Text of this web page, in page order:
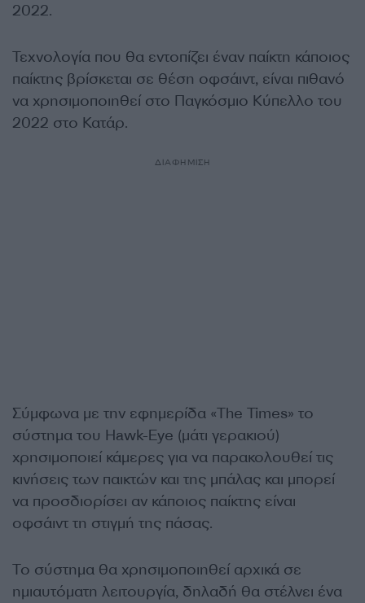
2022.
Τεχνολογία που θα εντοπίζει έναν παίκτη κάποιος
παίκτης βρίσκεται σε θέση οφσάιντ, είναι πιθανό
να χρησιμοποιηθεί στο Παγκόσμιο Κύπελλο του
2022 στο Κατάρ.
ΔΙΑΦΗΜΙΣΗ
Σύμφωνα με την εφημερίδα «The Times» το
σύστημα του Hawk-Eye (μάτι γερακιού)
χρησιμοποιεί κάμερες για να παρακολουθεί τις
κινήσεις των παικτών και της μπάλας και μπορεί
να προσδιορίσει αν κάποιος παίκτης είναι
οφσάιντ τη στιγμή της πάσας.
Το σύστημα θα χρησιμοποιηθεί αρχικά σε
ημιαυτόματη λειτουργία, δηλαδή θα στέλνει ένα